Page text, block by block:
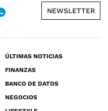
NEWSLETTER
ÚLTIMAS NOTICIAS
FINANZAS
BANCO DE DATOS
NEGOCIOS